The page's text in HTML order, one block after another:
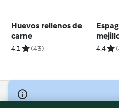
Huevos rellenos de
carne
4.1 (43) 4.4
© Copyright 2026